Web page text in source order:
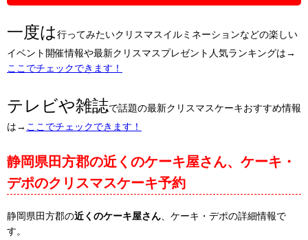
一度は行ってみたいクリスマスイルミネーションなどの楽しい
イベント開催情報や最新クリスマスプレゼント人気ランキングは→
ここでチェックできます！
テレビや雑誌で話題の最新クリスマスケーキおすすめ情報
は→ ここでチェックできます！
静岡県田方郡の近くのケーキ屋さん、ケーキ・
デポのクリスマスケーキ予約
静岡県田方郡の近くのケーキ屋さん 、ケーキ・デポの詳細情報で
す。